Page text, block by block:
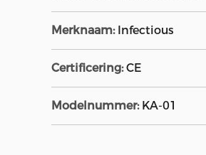
Merknaam: Infectious
Certificering: CE
Modelnummer: KA-01